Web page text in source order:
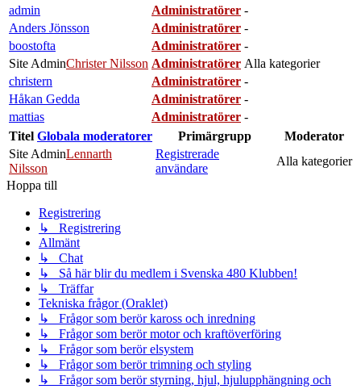
admin
Administratörer -
Anders Jönsson
Administratörer -
boostofta
Administratörer -
Site AdminChrister Nilsson Administratörer Alla kategorier
christern
Administratörer -
Håkan Gedda
Administratörer -
mattias
Administratörer -
Titel Globala moderatorer Primärgrupp
Moderator
Site AdminLennarth
Nilsson
Registrerade
användare
Alla kategorier
Hoppa till
Registrering
↳ Registrering
Allmänt
↳ Chat
↳ Så här blir du medlem i Svenska 480 Klubben!
↳ Träffar
Tekniska frågor (Oraklet)
↳ Frågor som berör kaross och inredning
↳ Frågor som berör motor och kraftöverföring
↳ Frågor som berör elsystem
↳ Frågor som berör trimning och styling
↳ Frågor som berör styrning, hjul, hjulupphängning och